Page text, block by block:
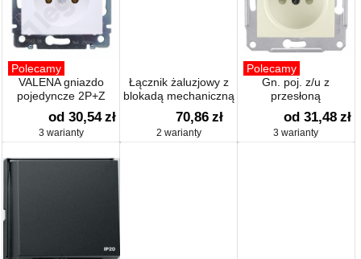
Polecamy
VALENA gniazdo
pojedyncze 2P+Z
od 30,54 zł
3 warianty
Łącznik żaluzjowy z
blokadą mechaniczną
70,86 zł
2 warianty
Polecamy
Gn. poj. z/u z
przesłoną
od 31,48 zł
3 warianty